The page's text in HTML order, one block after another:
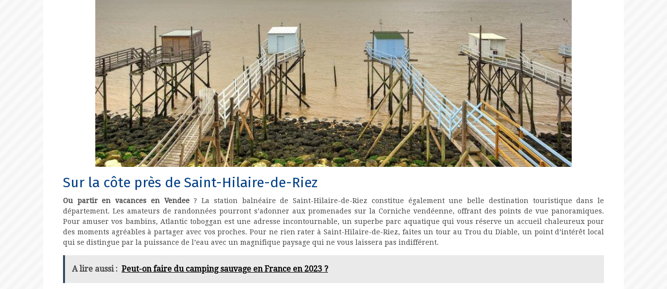
Sur la côte près de Saint-Hilaire-de-Riez
Ou partir en vacances en Vendee? La station balnéaire de Saint-Hilaire-de-Riez constitue également une belle destination touristique dans le
département. Les amateurs de randonnées pourront s’adonner aux promenades sur la Corniche vendéenne, offrant des points de vue panoramiques.
Pour amuser vos bambins, Atlantic toboggan est une adresse incontournable, un superbe parc aquatique qui vous réserve un accueil chaleureux pour
des moments agréables à partager avec vos proches. Pour ne rien rater à Saint-Hilaire-de-Riez, faites un tour au Trou du Diable, un point d’intérêt local
qui se distingue par la puissance de l’eau avec un magnifique paysage qui ne vous laissera pas indifférent.
A lire aussi : Peut-on faire du camping sauvage en France en 2023 ?